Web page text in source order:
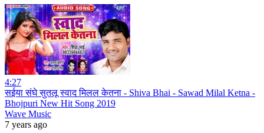
4:27
सईया संघे सुतलू स्वाद मिलल केतना - Shiva Bhai - Sawad Milal Ketna -
Bhojpuri New Hit Song 2019
Wave Music
7 years ago